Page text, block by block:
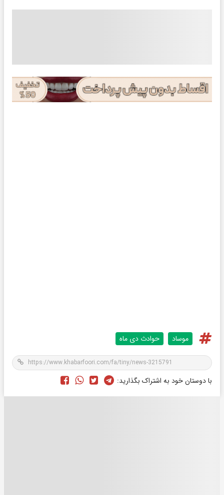
موساد حوادث دی ماه
با دوستان خود به اشتراک بگذارید: